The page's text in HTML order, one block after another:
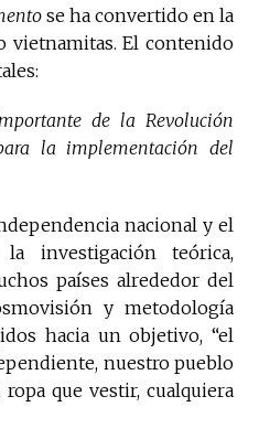
se ha convertido en la
vietnamitas. El contenido
de la Revolución
la implementación del
nacional y el
investigación teórica,
países alrededor del
y metodología
hacia un objetivo, “el
nuestro pueblo
que vestir, cualquiera